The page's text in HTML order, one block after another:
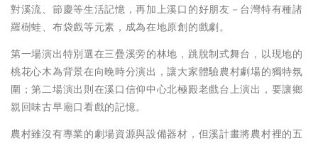
對溪流、節慶等生活記憶，再加上溪口的好朋友－台灣特有種諸
羅樹蛙、布袋戲等元素，成為在地原創的戲劇。
第一場演出特別選在三疊溪旁的林地，跳脫制式舞台，以現地的
桃花心木為背景在向晚時分演出，讓大家體驗農村劇場的獨特氛
圍；第二場演出則在溪口信仰中心北極殿老戲台上演出，要讓鄉
親回味古早廟口看戲的記憶。
農村雖沒有專業的劇場資源與設備器材，但溪計畫將農村裡的五